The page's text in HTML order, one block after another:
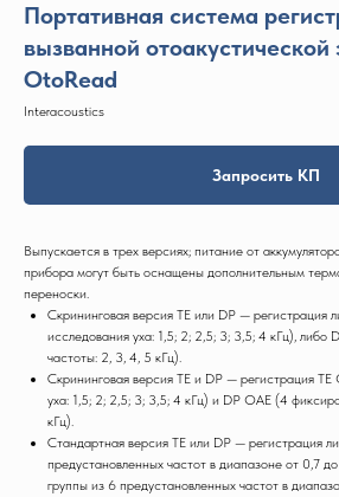
Портативная система
вызванной отоакустической
OtoRead
Interacoustics
Запросить КП
Выпускается в трех версиях; питание от
прибора могут быть оснащены дополнительным
переноски.
Скрининговая версия ТЕ или DP — регистрация
исследования уха: 1,5; 2; 2,5; 3; 3,5; 4 кГц), либо
частоты: 2, 3, 4, 5 кГц).
Скрининговая версия ТЕ и DP — регистрация
уха: 1,5; 2; 2,5; 3; 3,5; 4 кГц) и DP OAE (4
кГц).
Стандартная версия ТЕ или DP — регистрация
предустановленных частот в диапазоне от 0,7
группы из 6 предустановленных частот в